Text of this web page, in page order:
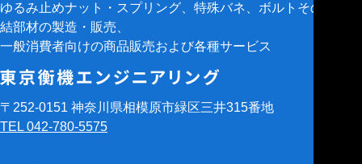
ゆるみ止めナット・スプリング、特殊バネ、ボルトその他の締
結部材の製造・販売、
一般消費者向けの商品販売および各種サービス
〒252-0151 神奈川県相模原市緑区三井315番地
TEL 042-780-5575